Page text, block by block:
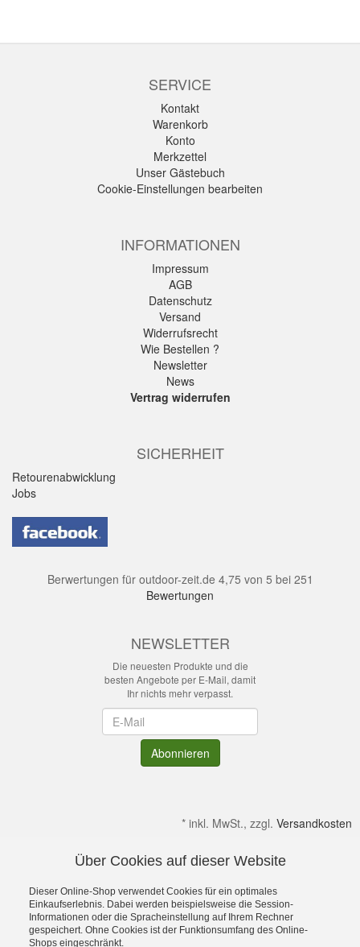
SERVICE
Kontakt
Warenkorb
Konto
Merkzettel
Unser Gästebuch
Cookie-Einstellungen bearbeiten
INFORMATIONEN
Impressum
AGB
Datenschutz
Versand
Widerrufsrecht
Wie Bestellen ?
Newsletter
News
Vertrag widerrufen
SICHERHEIT
Retourenabwicklung
Jobs
Berwertungen für outdoor-zeit.de 4,75 von 5 bei 251
Bewertungen
NEWSLETTER
Die neuesten Produkte und die
besten Angebote per E-Mail, damit
Ihr nichts mehr verpasst.
Abonnieren
* inkl. MwSt., zzgl. Versandkosten
Irrtümer & kleine Produktabweichungen vorbehalten!
Gültig solange Verfügbar. Die Abbildungen enthalten teilweise
Dekoration bzw. Zusatzausstattung. Preise gelten ohne diese.
Alle Rechte an Namen, Beschreibungen sowie Bildern gehören
Über Cookies auf dieser Website
Dieser Online-Shop verwendet Cookies für ein optimales
Einkaufserlebnis. Dabei werden beispielsweise die Session-
Informationen oder die Spracheinstellung auf Ihrem Rechner
gespeichert. Ohne Cookies ist der Funktionsumfang des Online-
Shops eingeschränkt.